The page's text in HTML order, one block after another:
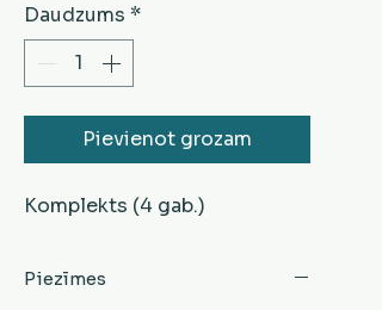
Daudzums *
Pievienot grozam
Komplekts (4 gab.)
Piezīmes